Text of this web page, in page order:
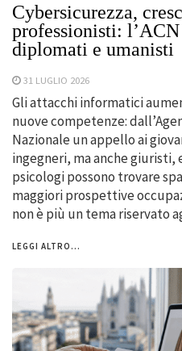
Cybersicurezza,
professionisti:
diplomati e umanisti
31 LUGLIO 2026
Gli attacchi informatici
nuove competenze:
Nazionale un appello ai
ingegneri, ma anche
psicologi possono trovare
maggiori prospettive
non è più un tema riservato
LEGGI ALTRO...